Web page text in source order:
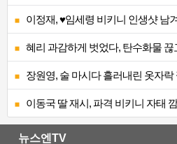
이정재, ♥임세령 비키니 인생샷 남
혜리 과감하게 벗었다, 탄수화물 끊
장원영, 술 마시다 흘러내린 옷자
이동국 딸 재시, 파격 비키니 자태
뉴스엔TV